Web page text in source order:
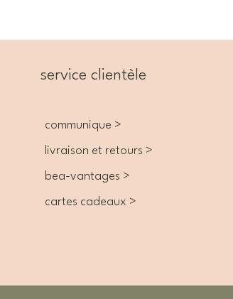
service clientèle
communique >
livraison et retours >
bea-vantages >
cartes cadeaux >